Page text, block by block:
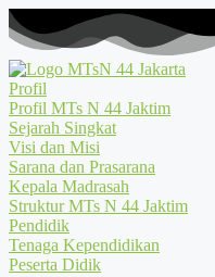
Profil
Profil MTs N 44 Jaktim
Sejarah Singkat
Visi dan Misi
Sarana dan Prasarana
Kepala Madrasah
Struktur MTs N 44 Jaktim
Pendidik
Tenaga Kependidikan
Peserta Didik